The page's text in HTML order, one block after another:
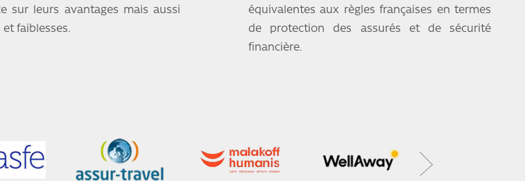
sur leurs avantages mais aussi
et faiblesses.
équivalentes aux règles françaises en termes
de protection des assurés et de sécurité
financière.